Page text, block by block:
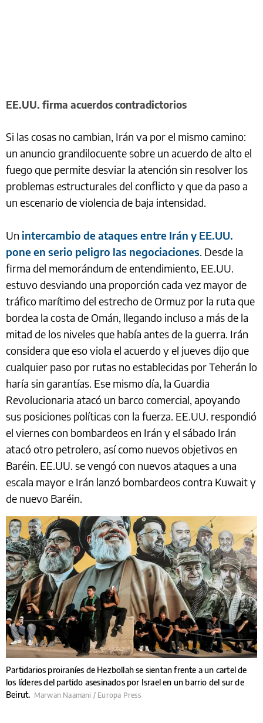
EE.UU. firma acuerdos contradictorios
Si las cosas no cambian, Irán va por el mismo camino:
un anuncio grandilocuente sobre un acuerdo de alto el
fuego que permite desviar la atención sin resolver los
problemas estructurales del conflicto y que da paso a
un escenario de violencia de baja intensidad.
Un intercambio de ataques entre Irán y EE.UU.
pone en serio peligro las negociaciones. Desde la
firma del memorándum de entendimiento, EE.UU.
estuvo desviando una proporción cada vez mayor de
tráfico marítimo del estrecho de Ormuz por la ruta que
bordea la costa de Omán, llegando incluso a más de la
mitad de los niveles que había antes de la guerra. Irán
considera que eso viola el acuerdo y el jueves dijo que
cualquier paso por rutas no establecidas por Teherán lo
haría sin garantías. Ese mismo día, la Guardia
Revolucionaria atacó un barco comercial, apoyando
sus posiciones políticas con la fuerza. EE.UU. respondió
el viernes con bombardeos en Irán y el sábado Irán
atacó otro petrolero, así como nuevos objetivos en
Baréin. EE.UU. se vengó con nuevos ataques a una
escala mayor e Irán lanzó bombardeos contra Kuwait y
de nuevo Baréin.
Partidarios proiraníes de Hezbollah se sientan frente a un cartel de
los líderes del partido asesinados por Israel en un barrio del sur de
Beirut. Marwan Naamani / Europa Press